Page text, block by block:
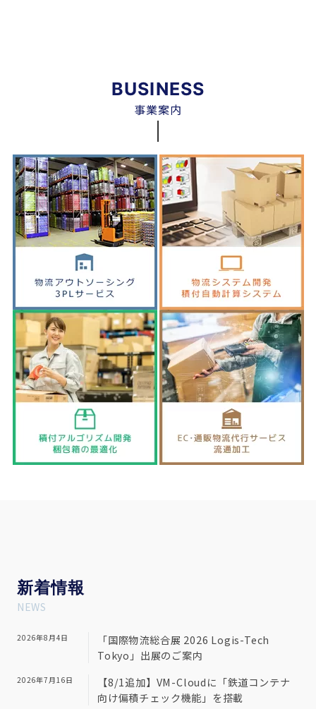
BUSINESS
事業案内
新着情報
NEWS
2026年8月4日
「国際物流総合展 2026 Logis-Tech
Tokyo」出展のご案内
2026年7月16日
【8/1追加】VM-Cloudに「鉄道コンテナ
向け偏積チェック機能」を搭載